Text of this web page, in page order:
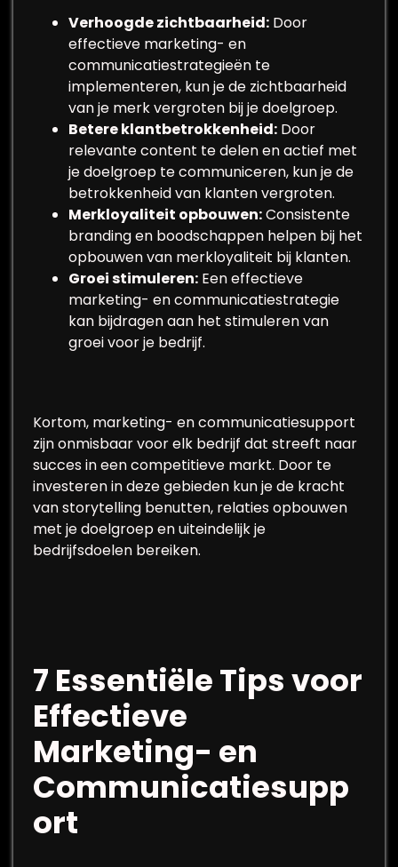
Verhoogde zichtbaarheid: Door
effectieve marketing- en
communicatiestrategieën te
implementeren, kun je de zichtbaarheid
van je merk vergroten bij je doelgroep.
Betere klantbetrokkenheid: Door
relevante content te delen en actief met
je doelgroep te communiceren, kun je de
betrokkenheid van klanten vergroten.
Merkloyaliteit opbouwen:Consistente
branding en boodschappen helpen bij het
opbouwen van merkloyaliteit bij klanten.
Groei stimuleren: Een effectieve
marketing- en communicatiestrategie
kan bijdragen aan het stimuleren van
groei voor je bedrijf.
Kortom, marketing- en communicatiesupport
zijn onmisbaar voor elk bedrijf dat streeft naar
succes in een competitieve markt. Door te
investeren in deze gebieden kun je de kracht
van storytelling benutten, relaties opbouwen
met je doelgroep en uiteindelijk je
bedrijfsdoelen bereiken.
7 Essentiële Tips voor
Effectieve
Marketing- en
Communicatiesupp
ort